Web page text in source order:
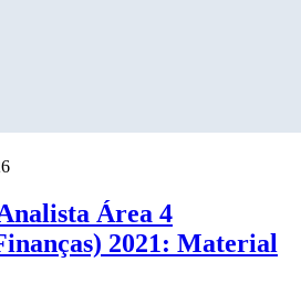
Área 4
2021: Material